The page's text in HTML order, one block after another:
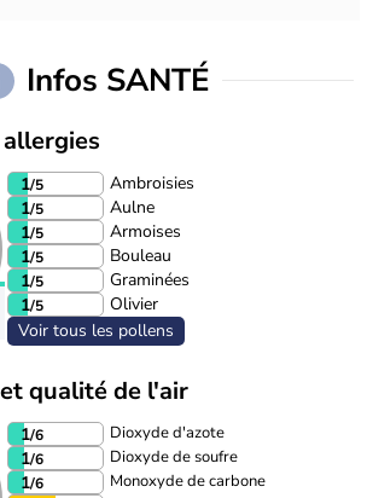
Infos SANTÉ
1/5
Ambroisies
1/5
Aulne
1/5
Armoises
1/5
Bouleau
1/5
Graminées
1/5
Olivier
Voir tous les pollens
qualité de l'air
1/6 Dioxyde d'azote
1/6 Dioxyde de soufre
1/6 Monoxyde de carbone